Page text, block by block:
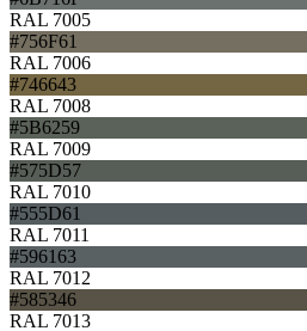
RAL 7005
#756F61
RAL 7006
#746643
RAL 7008
#5B6259
RAL 7009
#575D57
RAL 7010
#555D61
RAL 7011
#596163
RAL 7012
#585346
RAL 7013